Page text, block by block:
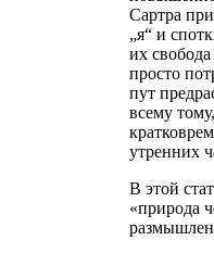
Сартра
„я“ и
их
просто
пут
всему
утренних
В этой
«природа